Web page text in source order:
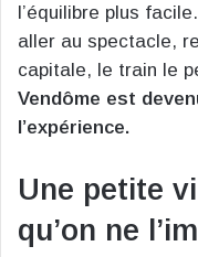
l’équilibre plus
aller au spectacle,
capitale, le train le
Vendôme est
l’expérience.
Une petite
qu’on ne